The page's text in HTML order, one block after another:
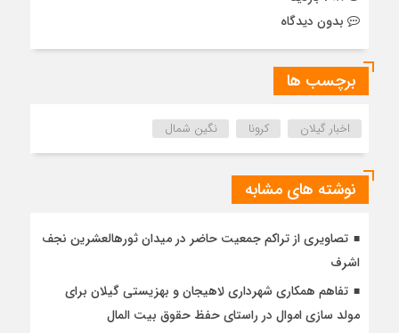
بدون دیدگاه
برچسب ها
اخبار گیلان کرونا نگین شمال
نوشته های مشابه
تصاویری از تراکم جمعیت حاضر در میدان ثورهالعشرین نجف
اشرف
تفاهم همکاری شهرداری لاهیجان و بهزیستی گیلان برای
مولد سازی اموال در راستای حفظ حقوق بیت المال